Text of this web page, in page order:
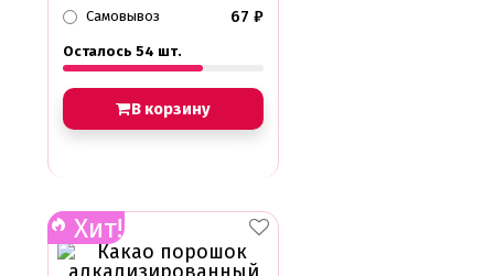
Самовывоз 67 ₽
Осталось 54 шт.
В корзину
Хит!